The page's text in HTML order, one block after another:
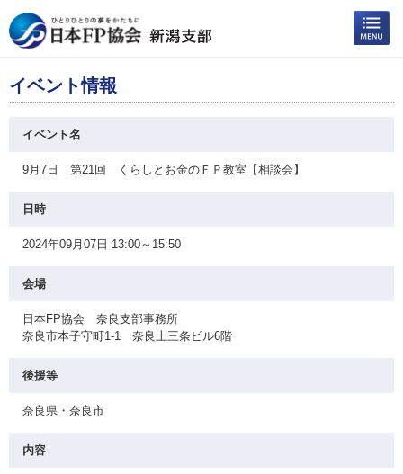
イベント情報
イベント名
9月7日 第21回 くらしとお金のＦＰ教室【相談会】
日時
2024年09月07日 13:00～15:50
会場
日本FP協会 奈良支部事務所
奈良市本子守町1-1 奈良上三条ビル6階
後援等
奈良県・奈良市
内容